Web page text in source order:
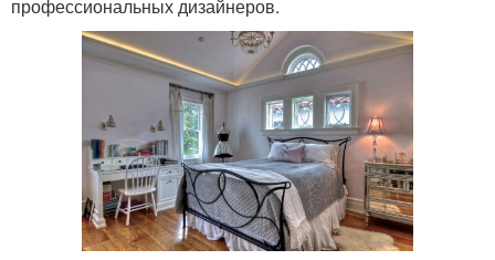
профессиональных дизайнеров.